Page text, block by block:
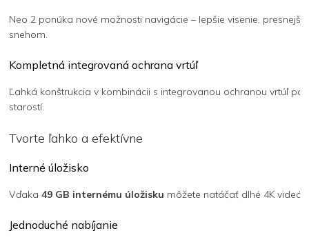
Neo 2 ponúka nové možnosti navigácie – lepšie visenie,
snehom.
Kompletná integrovaná ochrana vrtúľ
Ľahká konštrukcia v kombinácii s integrovanou ochranou vrtúľ
starostí.
Tvorte ľahko a efektívne
Interné úložisko
Vďaka 49 GB internému úložisku môžete natáčať dlhé 4K videá
Jednoduché nabíjanie